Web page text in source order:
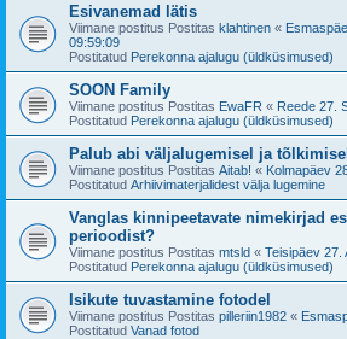
Esivanemad lätis
Viimane postitus Postitas klahtinen «
09:59:09
Postitatud Perekonna ajalugu (üldküsimused)
SOON Family
Viimane postitus Postitas EwaFR « Reede 27.
Postitatud Perekonna ajalugu (üldküsimused)
Palub abi väljalugemisel ja
Viimane postitus Postitas Aitab! « Kolmapäev
Postitatud Arhiivimaterjalidest välja lugemine
Vanglas kinnipeetavate nimekirjad
perioodist?
Viimane postitus Postitas mtsld « Teisipäev 27.
Postitatud Perekonna ajalugu (üldküsimused)
Isikute tuvastamine fotodel
Viimane postitus Postitas pilleriin1982 «
Postitatud Vanad fotod